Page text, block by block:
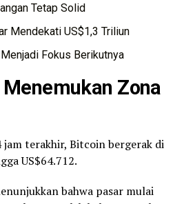
Tetap Solid
Mendekati US$1,3 Triliun
Fokus Berikutnya
Zona
jam terakhir, Bitcoin bergerak di
US$64.712.
bahwa pasar mulai